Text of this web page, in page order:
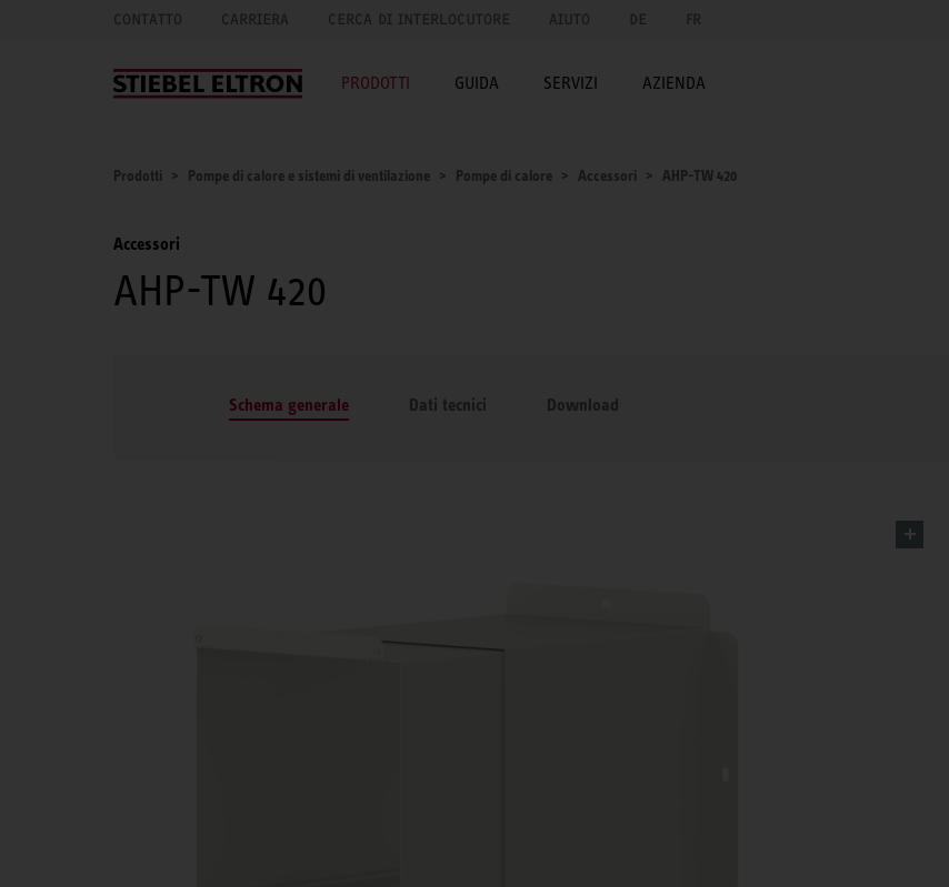
CONTATTO CARRIERA CERCA DI INTERLOCUTORE AIUTO DE FR
PRODOTTI GUIDA SERVIZI AZIENDA
Prodotti Pompe di calore e sistemi di ventilazione Pompe di calore Accessori AHP-TW 420
Accessori
AHP-TW 420
Schema generale Dati tecnici Download